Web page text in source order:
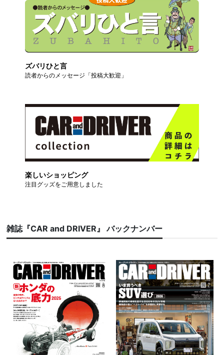
ズバリひと言
読者からのメッセージ「投稿大歓迎」
楽しいショッピング
注目グッズをご用意しました
雑誌『CAR and DRIVER』 バックナンバー